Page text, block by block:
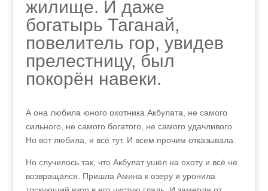
жилище. И даже
богатырь Таганай,
повелитель гор, увидев
прелестницу, был
покорён навеки.
А она любила юного охотника Акбулата, не самого
сильного, не самого богатого, не самого удачливого.
Но вот любила, и всё тут. И всем прочим отказывала.
Но случилось так, что Акбулат ушёл на охоту и всё не
возвращался. Пришла Амина к озеру и уронила